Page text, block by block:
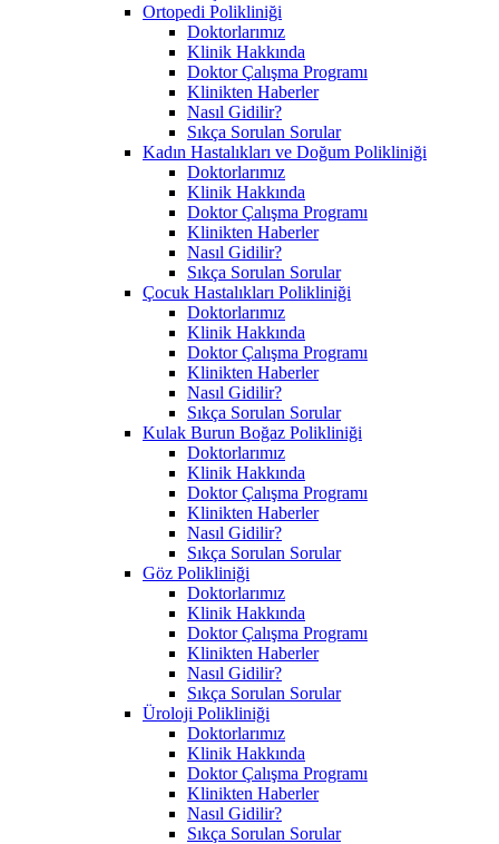
Ortopedi Polikliniği
Doktorlarımız
Klinik Hakkında
Doktor Çalışma Programı
Klinikten Haberler
Nasıl Gidilir?
Sıkça Sorulan Sorular
Kadın Hastalıkları ve Doğum Polikliniği
Doktorlarımız
Klinik Hakkında
Doktor Çalışma Programı
Klinikten Haberler
Nasıl Gidilir?
Sıkça Sorulan Sorular
Çocuk Hastalıkları Polikliniği
Doktorlarımız
Klinik Hakkında
Doktor Çalışma Programı
Klinikten Haberler
Nasıl Gidilir?
Sıkça Sorulan Sorular
Kulak Burun Boğaz Polikliniği
Doktorlarımız
Klinik Hakkında
Doktor Çalışma Programı
Klinikten Haberler
Nasıl Gidilir?
Sıkça Sorulan Sorular
Göz Polikliniği
Doktorlarımız
Klinik Hakkında
Doktor Çalışma Programı
Klinikten Haberler
Nasıl Gidilir?
Sıkça Sorulan Sorular
Üroloji Polikliniği
Doktorlarımız
Klinik Hakkında
Doktor Çalışma Programı
Klinikten Haberler
Nasıl Gidilir?
Sıkça Sorulan Sorular